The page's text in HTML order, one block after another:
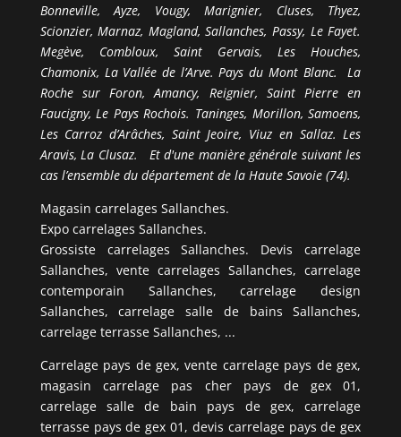
Bonneville, Ayze, Vougy, Marignier, Cluses, Thyez,
Scionzier, Marnaz, Magland, Sallanches, Passy, Le Fayet.
Megève, Combloux, Saint Gervais, Les Houches,
Chamonix, La Vallée de l’Arve. Pays du Mont Blanc. La
Roche sur Foron, Amancy, Reignier, Saint Pierre en
Faucigny, Le Pays Rochois. Taninges, Morillon, Samoens,
Les Carroz d’Arâches, Saint Jeoire, Viuz en Sallaz. Les
Aravis, La Clusaz. Et d'une manière générale suivant les
cas l’ensemble du département de la Haute Savoie (74).
Magasin carrelages Sallanches.
Expo carrelages Sallanches.
Grossiste carrelages Sallanches. Devis carrelage
Sallanches, vente carrelages Sallanches, carrelage
contemporain Sallanches, carrelage design
Sallanches, carrelage salle de bains Sallanches,
carrelage terrasse Sallanches, ...
Carrelage pays de gex, vente carrelage pays de gex,
magasin carrelage pas cher pays de gex 01,
carrelage salle de bain pays de gex, carrelage
terrasse pays de gex 01, devis carrelage pays de gex